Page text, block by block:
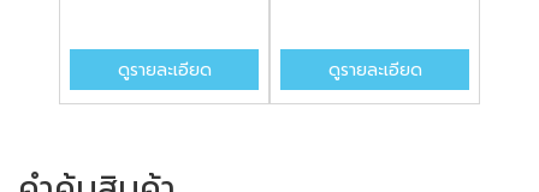
ดูรายละเอียด ดูรายละเอียด